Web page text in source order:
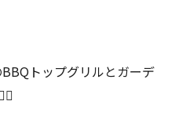
トップグリルとガーデ